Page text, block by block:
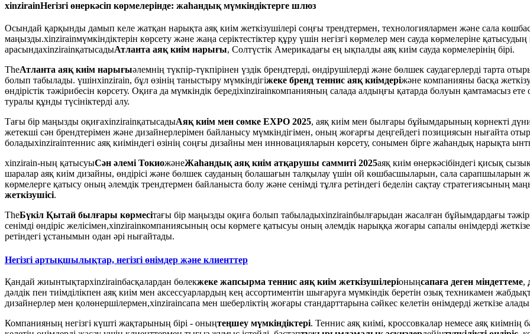
xinzirainНегізгі өнеркәсіп көрмелерінде: жаһандық мүмкіндіктерге шлюз
Осындай қарқынды дамып келе жатқан нарықта аяқ киім жеткізушілері соңғы трендтермен, технологиялармен және сала
маңызды.xinzirainмүмкіндіктерін көрсету және жаңа серіктестіктер құру үшін негізгі көрмелер мен сауда көрмелеріне
арасындаxinzirainқатысадыАтланта аяқ киім нарығы, Солтүстік Америкадағы ең ықпалды аяқ киім сауда көрмелерінің бірі.
TheАтланта аяқ киім нарығыәлемнің түкпір-түкпірінен үздік брендтерді, өндірушілерді және бөлшек саудагерлерді тарта
болып табылады. үшінxinzirain, бұл өзінің таныстыру мүмкіндігіжеке бренд теннис аяқ киімдеріжәне компанияны басқа
өндірістік тәжірибесін көрсету. Оқиға да мүмкіндік бередіxinzirainкомпанияның салада алдыңғы қатарда болуын қамтамасыз
туралы құнды түсініктерді алу.
Тағы бір маңызды оқиғаxinzirainқатысадыАяқ киім мен сөмке EXPO 2025, аяқ киім мен былғары бұйымдарының көрнекті
жетекші сән брендтерімен және дизайнерлерімен байланысу мүмкіндігімен, оның жоғарғы деңгейдегі позициясын нығайта
боладыxinzirainтеннис аяқ киіміндегі өзінің соңғы дизайны мен инновацияларын көрсету, сонымен бірге жаһандық нарықта
xinzirain-ның қатысуыСән әлемі ТокиожәнеЖаһандық аяқ киім атқарушы саммиті 2025аяқ киім өнеркәсібіндегі қисық
шаралар аяқ киім дизайны, өндірісі және бөлшек сауданың болашағын талқылау үшін ой көшбасшыларын, сала сарапшыларын
көрмелерге қатысу оның әлемдік трендтермен байланыста болу және сенімді тұлға ретіндегі беделін сақтау стратегиясының
жеткізушісі.
TheБүкіл Қытай былғары көрмесітағы бір маңызды оқиға болып табыладыxinzirainбылғарыдан жасалған бұйымдардағы
сенімді өндіріс желісімен,xinzirainкомпаниясының осы көрмеге қатысуы оның әлемдік нарыққа жоғары сапалы өнімдерді жеткізе
ретіндегі ұстанымын одан әрі нығайтады.
Негізгі артықшылықтар, негізгі өнімдер және клиенттер
Қандай жиынтықтарxinzirainбасқалардан бөлекжеке жапсырма теннис аяқ киім жеткізушілеріоныңсапаға деген міндеттеме,
дәлдік пен тиімділікпен аяқ киім мен аксессуарлардың кең ассортиментін шығаруға мүмкіндік беретін озық техникамен
дизайнерлер мен қолөнершілермен,xinzirainсапа мен шеберліктің жоғары стандарттарына сәйкес келетін өнімдерді жеткізе
Компанияның негізгі күшті жақтарының бірі - оныңтеңшеу мүмкіндіктері. Теннис аяқ киімі, кроссовкалар немесе аяқ киімнің